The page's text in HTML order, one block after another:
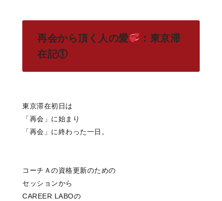
再会から頂く人の愛
：東京滞
在記①
東京滞在初日は
「再会」に始まり
「再会」に終わった一日。
コーチＡの資格更新のための
セッションから
CAREER LABOの